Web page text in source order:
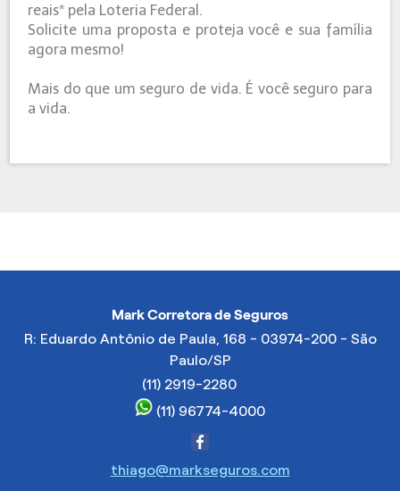
reais* pela Loteria Federal.
Solicite uma proposta e proteja você e sua família
agora mesmo!
Mais do que um seguro de vida. É você seguro para
a vida.
Mark Corretora de Seguros
R: Eduardo Antônio de Paula, 168 - 03974-200 - São
Paulo/SP
(11) 2919-2280
(11) 96774-4000
thiago@markseguros.com